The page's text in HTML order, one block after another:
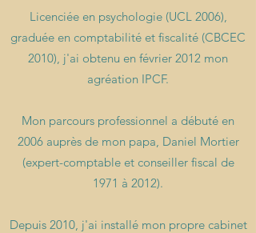
Licenciée en psychologie (UCL 2006),
graduée en comptabilité et fiscalité (CBCEC
2010), j'ai obtenu en février 2012 mon
agréation IPCF.
Mon parcours professionnel a débuté en
2006 auprès de mon papa, Daniel Mortier
(expert-comptable et conseiller fiscal de
1971 à 2012).
Depuis 2010, j'ai installé mon propre cabinet